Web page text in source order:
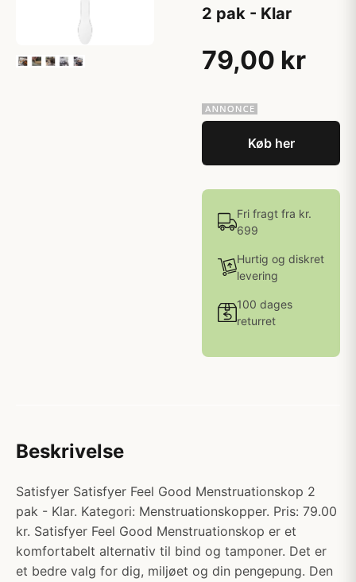
2 pak - Klar
79,00 kr
Køb her
Fri fragt fra kr.
699
Hurtig og diskret
levering
100 dages
returret
Beskrivelse
Satisfyer Satisfyer Feel Good Menstruationskop 2
pak - Klar. Kategori: Menstruationskopper. Pris: 79.00
kr. Satisfyer Feel Good Menstruationskop er et
komfortabelt alternativ til bind og tamponer. Det er
et bedre valg for dig, miljøet og din pengepung. Den